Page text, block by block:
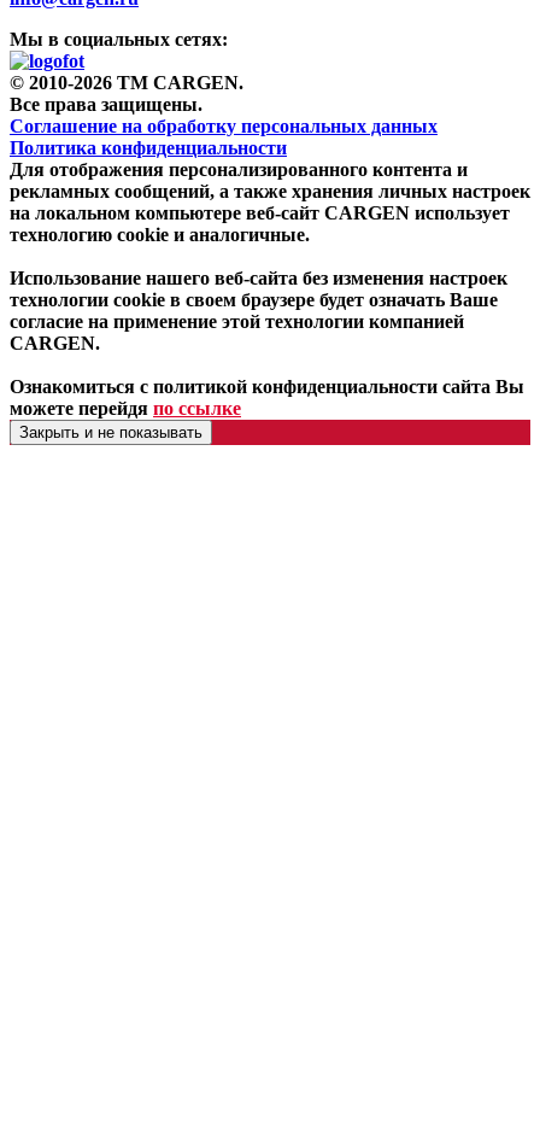
Мы в социальных сетях:
© 2010-2026 TM CARGEN.
Все права защищены.
Соглашение на обработку персональных данных
Политика конфиденциальности
Для отображения персонализированного контента и
рекламных сообщений, а также хранения личных настроек
на локальном компьютере веб-сайт CARGEN использует
технологию cookie и аналогичные.
Использование нашего веб-сайта без изменения настроек
технологии cookie в своем браузере будет означать Ваше
согласие на применение этой технологии компанией
CARGEN.
Ознакомиться с политикой конфиденциальности сайта Вы
можете перейдя по ссылке
Закрыть и не показывать